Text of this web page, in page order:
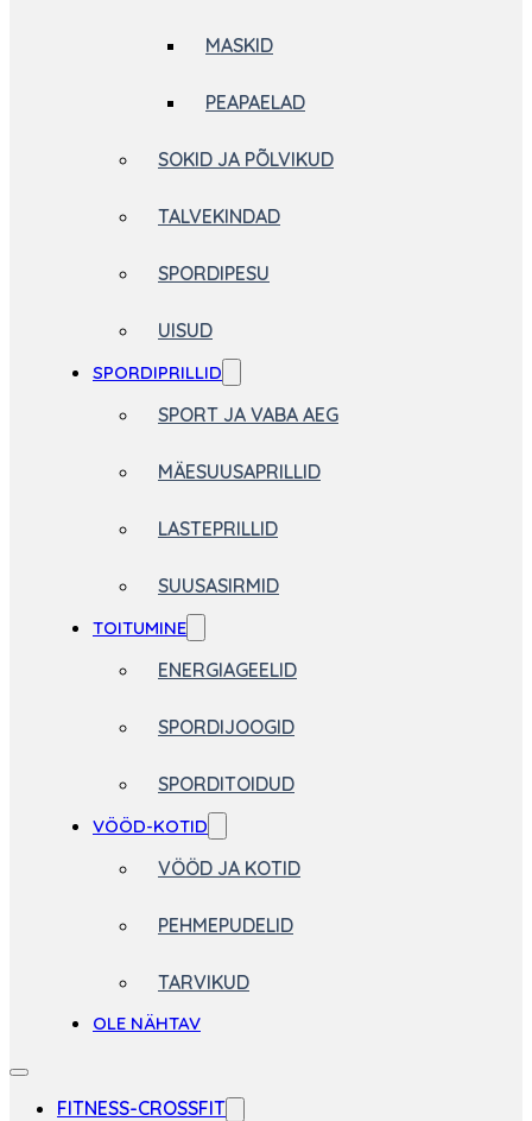
MASKID
PEAPAELAD
SOKID JA PÕLVIKUD
TALVEKINDAD
SPORDIPESU
UISUD
SPORDIPRILLID
SPORT JA VABA AEG
MÄESUUSAPRILLID
LASTEPRILLID
SUUSASIRMID
TOITUMINE
ENERGIAGEELID
SPORDIJOOGID
SPORDITOIDUD
VÖÖD-KOTID
VÖÖD JA KOTID
PEHMEPUDELID
TARVIKUD
OLE NÄHTAV
FITNESS-CROSSFIT